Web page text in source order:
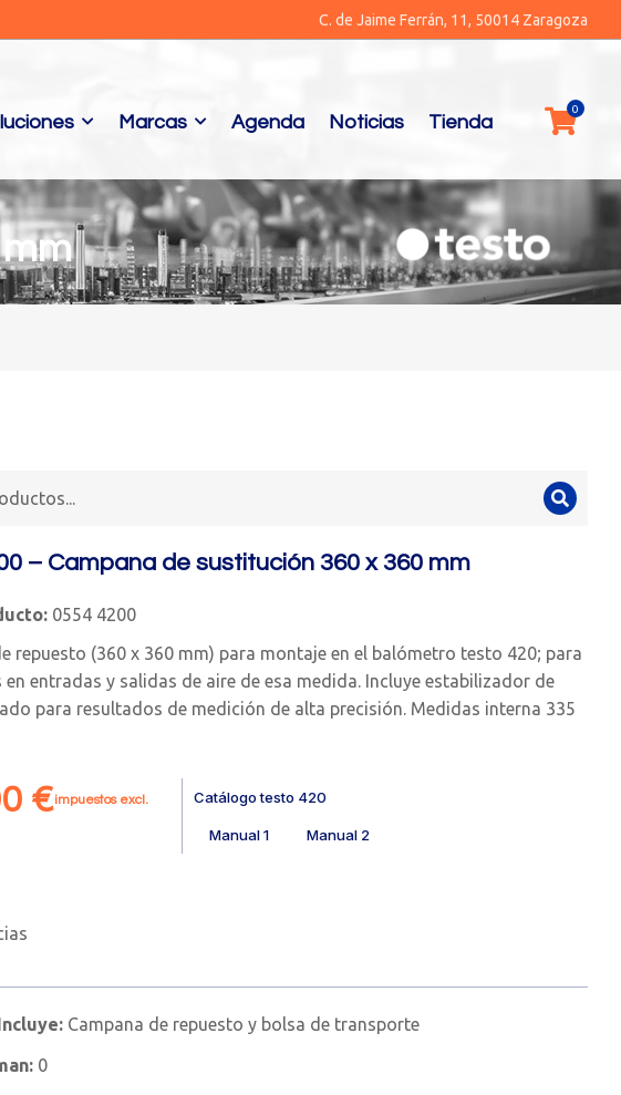
C. de Jaime Ferrán, 11, 50014 Zaragoza
Marcas Agenda Noticias Tienda
– Campana de sustitución 360 x 360 mm
0554 4200
repuesto (360 x 360 mm) para montaje en el balómetro testo 420; para
en entradas y salidas de aire de esa medida. Incluye estabilizador de
para resultados de medición de alta precisión. Medidas interna 335
€impuestos excl. Catálogo testo 420
Manual 1 Manual 2
Campana de repuesto y bolsa de transporte
0